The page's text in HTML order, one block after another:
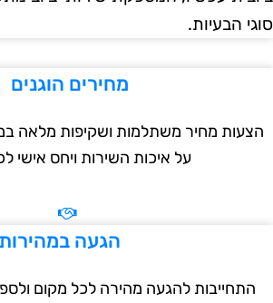
הבעיות.
מחירים הוגנים
מחיר משתלמות ושקיפות מלאה
על איכות השירות ויחס אישי לכל
הגעה במהירות
להגעה מהירה לכל מקום ולספק